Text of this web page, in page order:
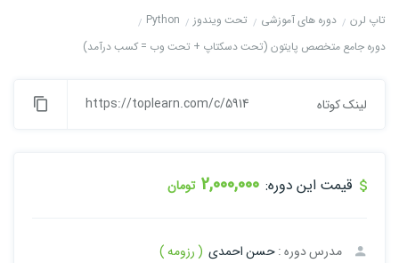
تاپ لرن دوره های آموزشی تحت ویندوز
Python
دوره جامع متخصص پایتون (تحت دسکتاپ + تحت وب = کسب درآمد)
لینک کوتاه https://toplearn.com/c/5914
قیمت این دوره: 2,000,000 تومان
مدرس دوره :حسن احمدی ( رزومه )